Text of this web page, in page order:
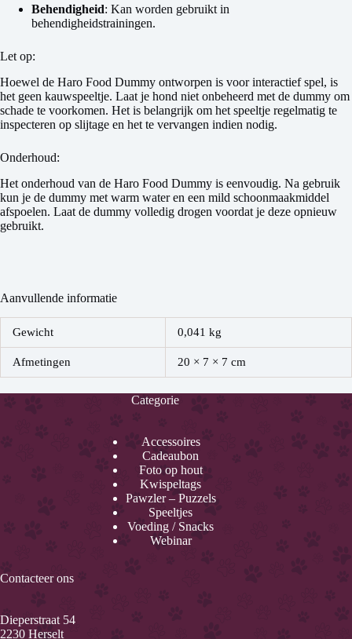
Behendigheid: Kan worden gebruikt in
behendigheidstrainingen.
Let op:
Hoewel de Haro Food Dummy ontworpen is voor interactief spel, is
het geen kauwspeeltje. Laat je hond niet onbeheerd met de dummy om
schade te voorkomen. Het is belangrijk om het speeltje regelmatig te
inspecteren op slijtage en het te vervangen indien nodig.
Onderhoud:
Het onderhoud van de Haro Food Dummy is eenvoudig. Na gebruik
kun je de dummy met warm water en een mild schoonmaakmiddel
afspoelen. Laat de dummy volledig drogen voordat je deze opnieuw
gebruikt.
Aanvullende informatie
Gewicht 0,041 kg
Afmetingen 20 × 7 × 7 cm
Categorie
Accessoires
Cadeaubon
Foto op hout
Kwispeltags
Pawzler – Puzzels
Speeltjes
Voeding / Snacks
Webinar
Contacteer ons
Dieperstraat 54
2230 Herselt